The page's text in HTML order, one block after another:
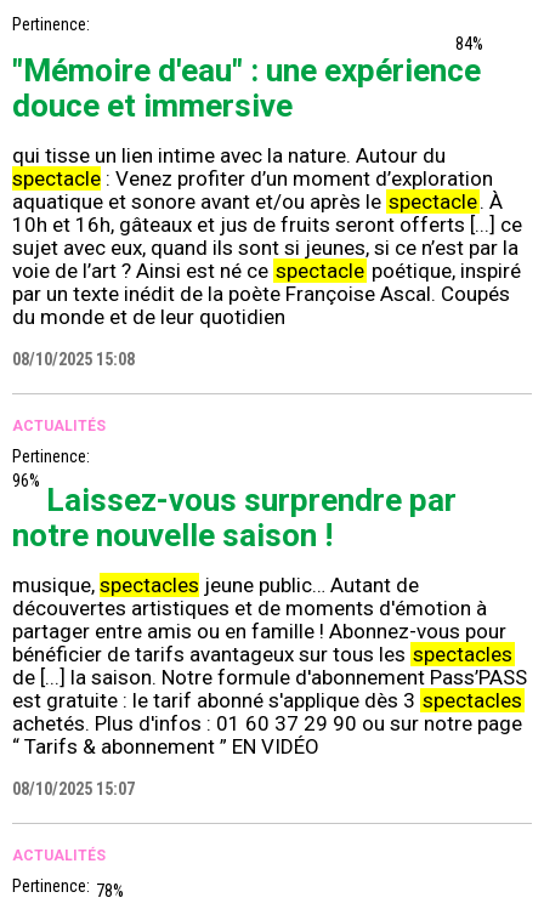
Pertinence:
84%
"Mémoire d'eau" : une expérience
douce et immersive
qui tisse un lien intime avec la nature. Autour du
spectacle : Venez profiter d’un moment d’exploration
aquatique et sonore avant et/ou après le spectacle. À
10h et 16h, gâteaux et jus de fruits seront offerts [...] ce
sujet avec eux, quand ils sont si jeunes, si ce n’est par la
voie de l’art ? Ainsi est né ce spectacle poétique, inspiré
par un texte inédit de la poète Françoise Ascal. Coupés
du monde et de leur quotidien
08/10/2025 15:08
ACTUALITÉS
Pertinence:
96%
Laissez-vous surprendre par
notre nouvelle saison !
musique, spectacles jeune public… Autant de
découvertes artistiques et de moments d'émotion à
partager entre amis ou en famille ! Abonnez-vous pour
bénéficier de tarifs avantageux sur tous les spectacles
de [...] la saison. Notre formule d'abonnement Pass’PASS
est gratuite : le tarif abonné s'applique dès 3 spectacles
achetés. Plus d'infos : 01 60 37 29 90 ou sur notre page
“ Tarifs & abonnement ” EN VIDÉO
08/10/2025 15:07
ACTUALITÉS
Pertinence: 78%